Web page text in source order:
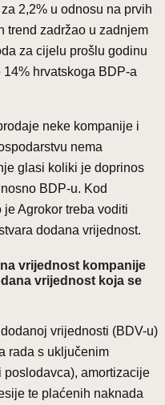
2,2% u odnosu na prvih
trend zadržao u zadnjem
za cijelu prošlu godinu
hrvatskoga BDP-a
neke kompanije i
nema
glasi koliki je doprinos
BDP-u. Kod
Agrokor treba voditi
dodana vrijednost.
vrijednost kompanije
vrijednost koja se
vrijednosti (BDV-u)
rada s uključenim
amortizacije
te plaćenih naknada